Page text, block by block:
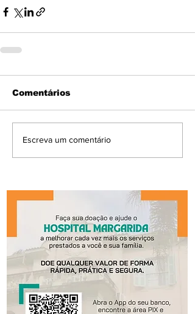
Comentários
Escreva um comentário